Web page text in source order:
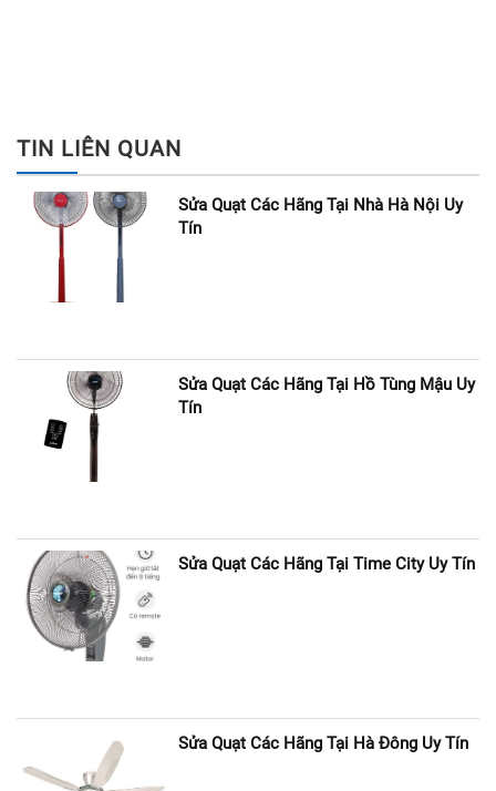
TIN LIÊN QUAN
Sửa Quạt Các Hãng Tại Nhà Hà Nội Uy
Tín
Sửa Quạt Các Hãng Tại Hồ Tùng Mậu Uy
Tín
Sửa Quạt Các Hãng Tại Time City Uy Tín
Sửa Quạt Các Hãng Tại Hà Đông Uy Tín